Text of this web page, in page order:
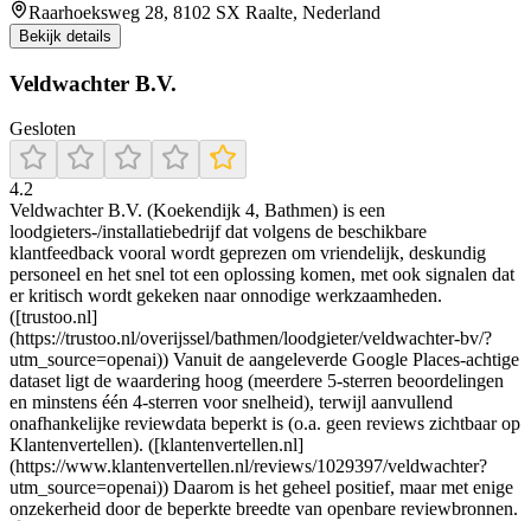
Raarhoeksweg 28, 8102 SX Raalte, Nederland
Bekijk details
Veldwachter B.V.
Gesloten
4.2
Veldwachter B.V. (Koekendijk 4, Bathmen) is een
loodgieters-/installatiebedrijf dat volgens de beschikbare
klantfeedback vooral wordt geprezen om vriendelijk, deskundig
personeel en het snel tot een oplossing komen, met ook signalen dat
er kritisch wordt gekeken naar onnodige werkzaamheden.
([trustoo.nl]
(https://trustoo.nl/overijssel/bathmen/loodgieter/veldwachter-bv/?
utm_source=openai)) Vanuit de aangeleverde Google Places-achtige
dataset ligt de waardering hoog (meerdere 5-sterren beoordelingen
en minstens één 4-sterren voor snelheid), terwijl aanvullend
onafhankelijke reviewdata beperkt is (o.a. geen reviews zichtbaar op
Klantenvertellen). ([klantenvertellen.nl]
(https://www.klantenvertellen.nl/reviews/1029397/veldwachter?
utm_source=openai)) Daarom is het geheel positief, maar met enige
onzekerheid door de beperkte breedte van openbare reviewbronnen.